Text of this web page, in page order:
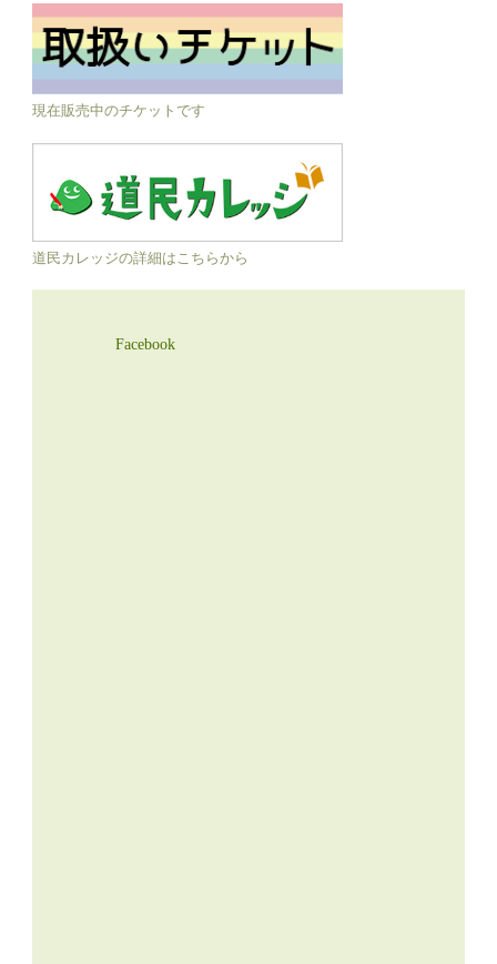
現在販売中のチケットです
道民カレッジの詳細はこちらから
Facebook